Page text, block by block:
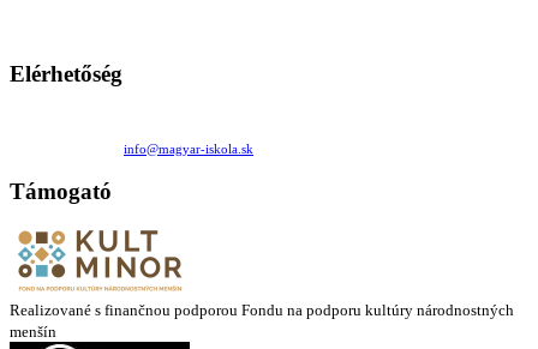
Elérhetőség
info@magyar-iskola.sk
Támogató
Realizované s finančnou podporou Fondu na podporu kultúry národnostných
menšín